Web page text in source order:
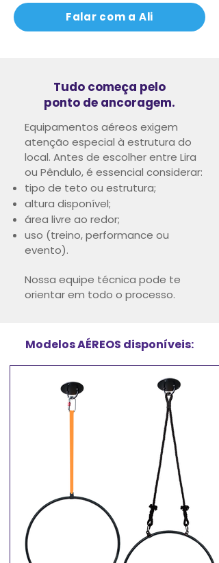
Falar com a Ali
Tudo começa pelo
ponto de ancoragem.
Equipamentos aéreos exigem
atenção especial à estrutura do
local. Antes de escolher entre Lira
ou Pêndulo, é essencial considerar:
tipo de teto ou estrutura;
altura disponível;
área livre ao redor;
uso (treino, performance ou
evento).
Nossa equipe técnica pode te
orientar em todo o processo.
Modelos AÉREOS disponíveis: